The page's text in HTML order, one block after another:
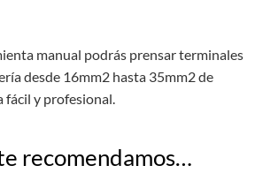
manual podrás prensar terminales
desde 16mm2 hasta 35mm2 de
fácil y profesional.
recomendamos…